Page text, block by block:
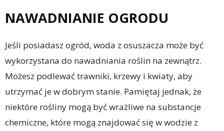
NAWADNIANIE OGRODU
Jeśli posiadasz ogród, woda z osuszacza może być
wykorzystana do nawadniania roślin na zewnątrz.
Możesz podlewać trawniki, krzewy i kwiaty, aby
utrzymać je w dobrym stanie. Pamiętaj jednak, że
niektóre rośliny mogą być wrażliwe na substancje
chemiczne, które mogą znajdować się w wodzie z